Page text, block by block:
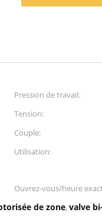
Pression de travail:
Tension:
Couple:
Utilisation:
Ouvrez-vous/heure
de zone, valve